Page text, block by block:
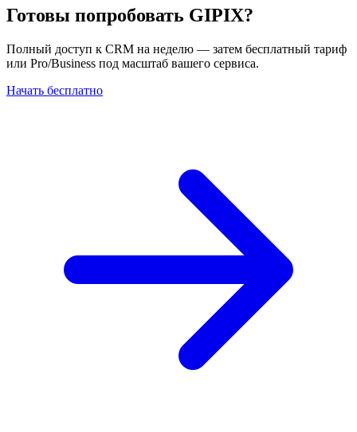
Готовы попробовать GIPIX?
Полный доступ к CRM на неделю — затем бесплатный тариф
или Pro/Business под масштаб вашего сервиса.
Начать бесплатно